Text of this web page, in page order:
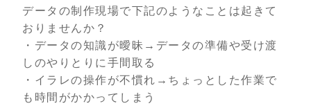
データの制作現場で下記のようなことは起きて
おりませんか？
・データの知識が曖昧→データの準備や受け渡
しのやりとりに手間取る
・イラレの操作が不慣れ→ちょっとした作業で
も時間がかかってしまう